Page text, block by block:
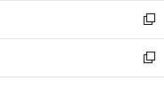
く
で
開
く
ド
ウ
で
開
ィ
ン
ド
ウ
し
い
ウ
ィ
ン
新
し
い
ウ
新
し